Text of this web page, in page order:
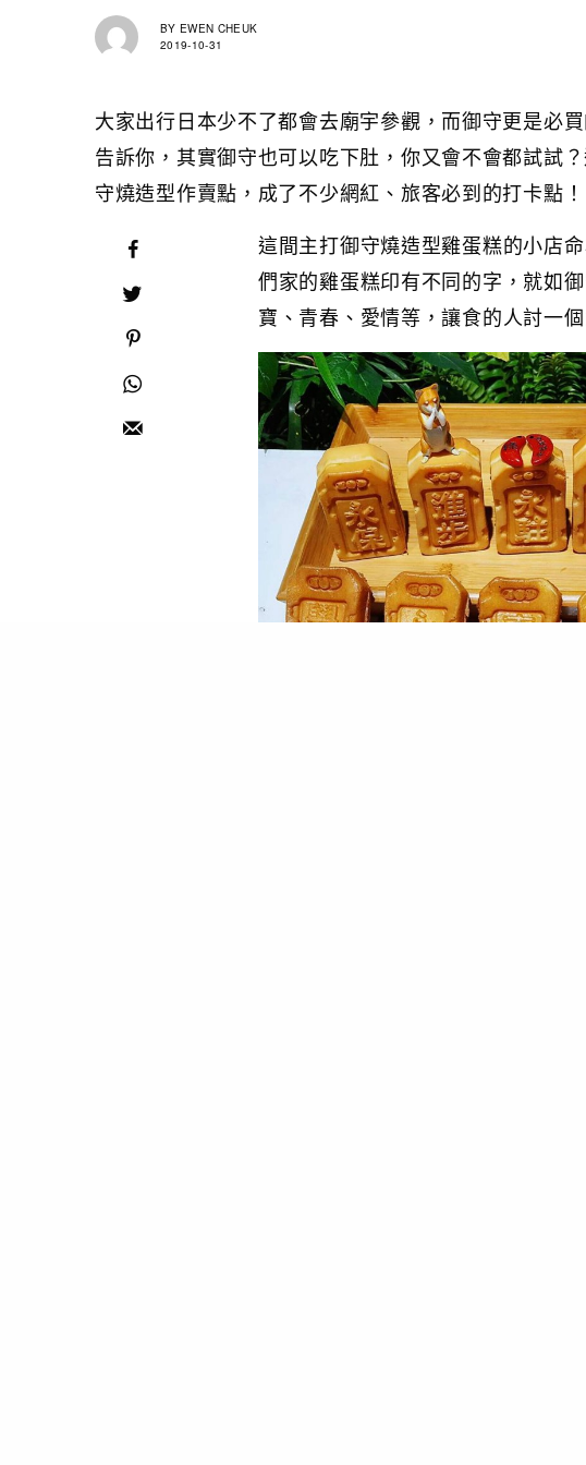
BY EWEN CHEUK
2019-10-31
大家出行日本少不了都會去廟宇參觀，而御守更是必
告訴你，其實御守也可以吃下肚，你又會不會都試試
守燒造型作賣點，成了不少網紅、旅客必到的打卡點！
這間主打御守燒造型雞蛋糕的小店
們家的雞蛋糕印有不同的字，就如
寶、青春、愛情等，讓食的人討一個